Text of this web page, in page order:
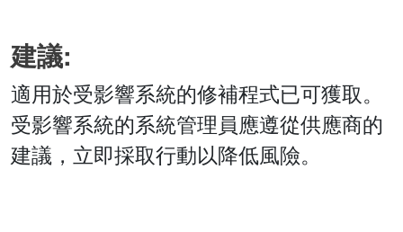
建議:
適用於受影響系統的修補程式已可獲取。
受影響系統的系統管理員應遵從供應商的
建議，立即採取行動以降低風險。